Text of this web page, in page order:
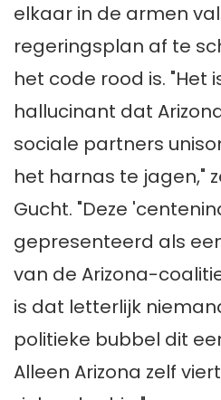
elkaar in de armen
regeringsplan af te
het code rood is. "Het
hallucinant dat
sociale partners
het harnas te jagen,"
Gucht. "Deze
gepresenteerd als
van de Arizona-
is dat letterlijk
politieke bubbel dit
Alleen Arizona zelf